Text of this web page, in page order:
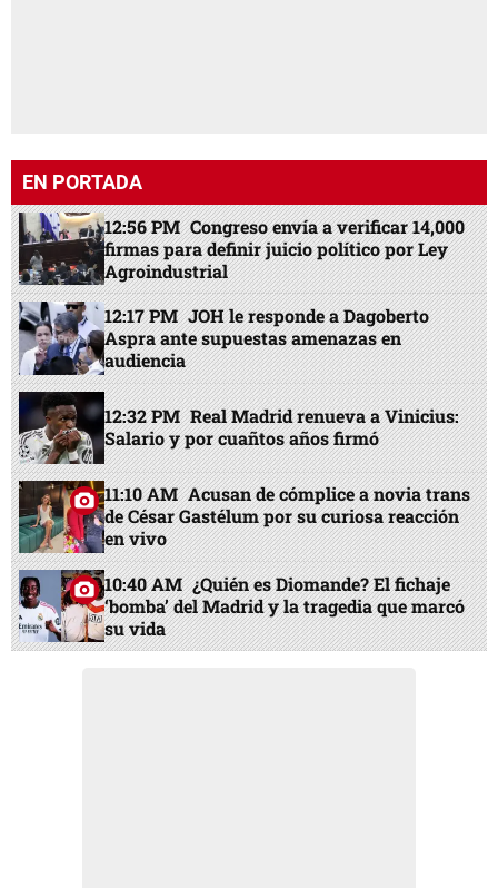
EN PORTADA
12:56 PM Congreso envía a verificar 14,000
firmas para definir juicio político por Ley
Agroindustrial
12:17 PM JOH le responde a Dagoberto
Aspra ante supuestas amenazas en
audiencia
12:32 PM Real Madrid renueva a Vinicius:
Salario y por cuañtos años firmó
11:10 AM Acusan de cómplice a novia trans
de César Gastélum por su curiosa reacción
en vivo
10:40 AM ¿Quién es Diomande? El fichaje
‘bomba’ del Madrid y la tragedia que marcó
su vida